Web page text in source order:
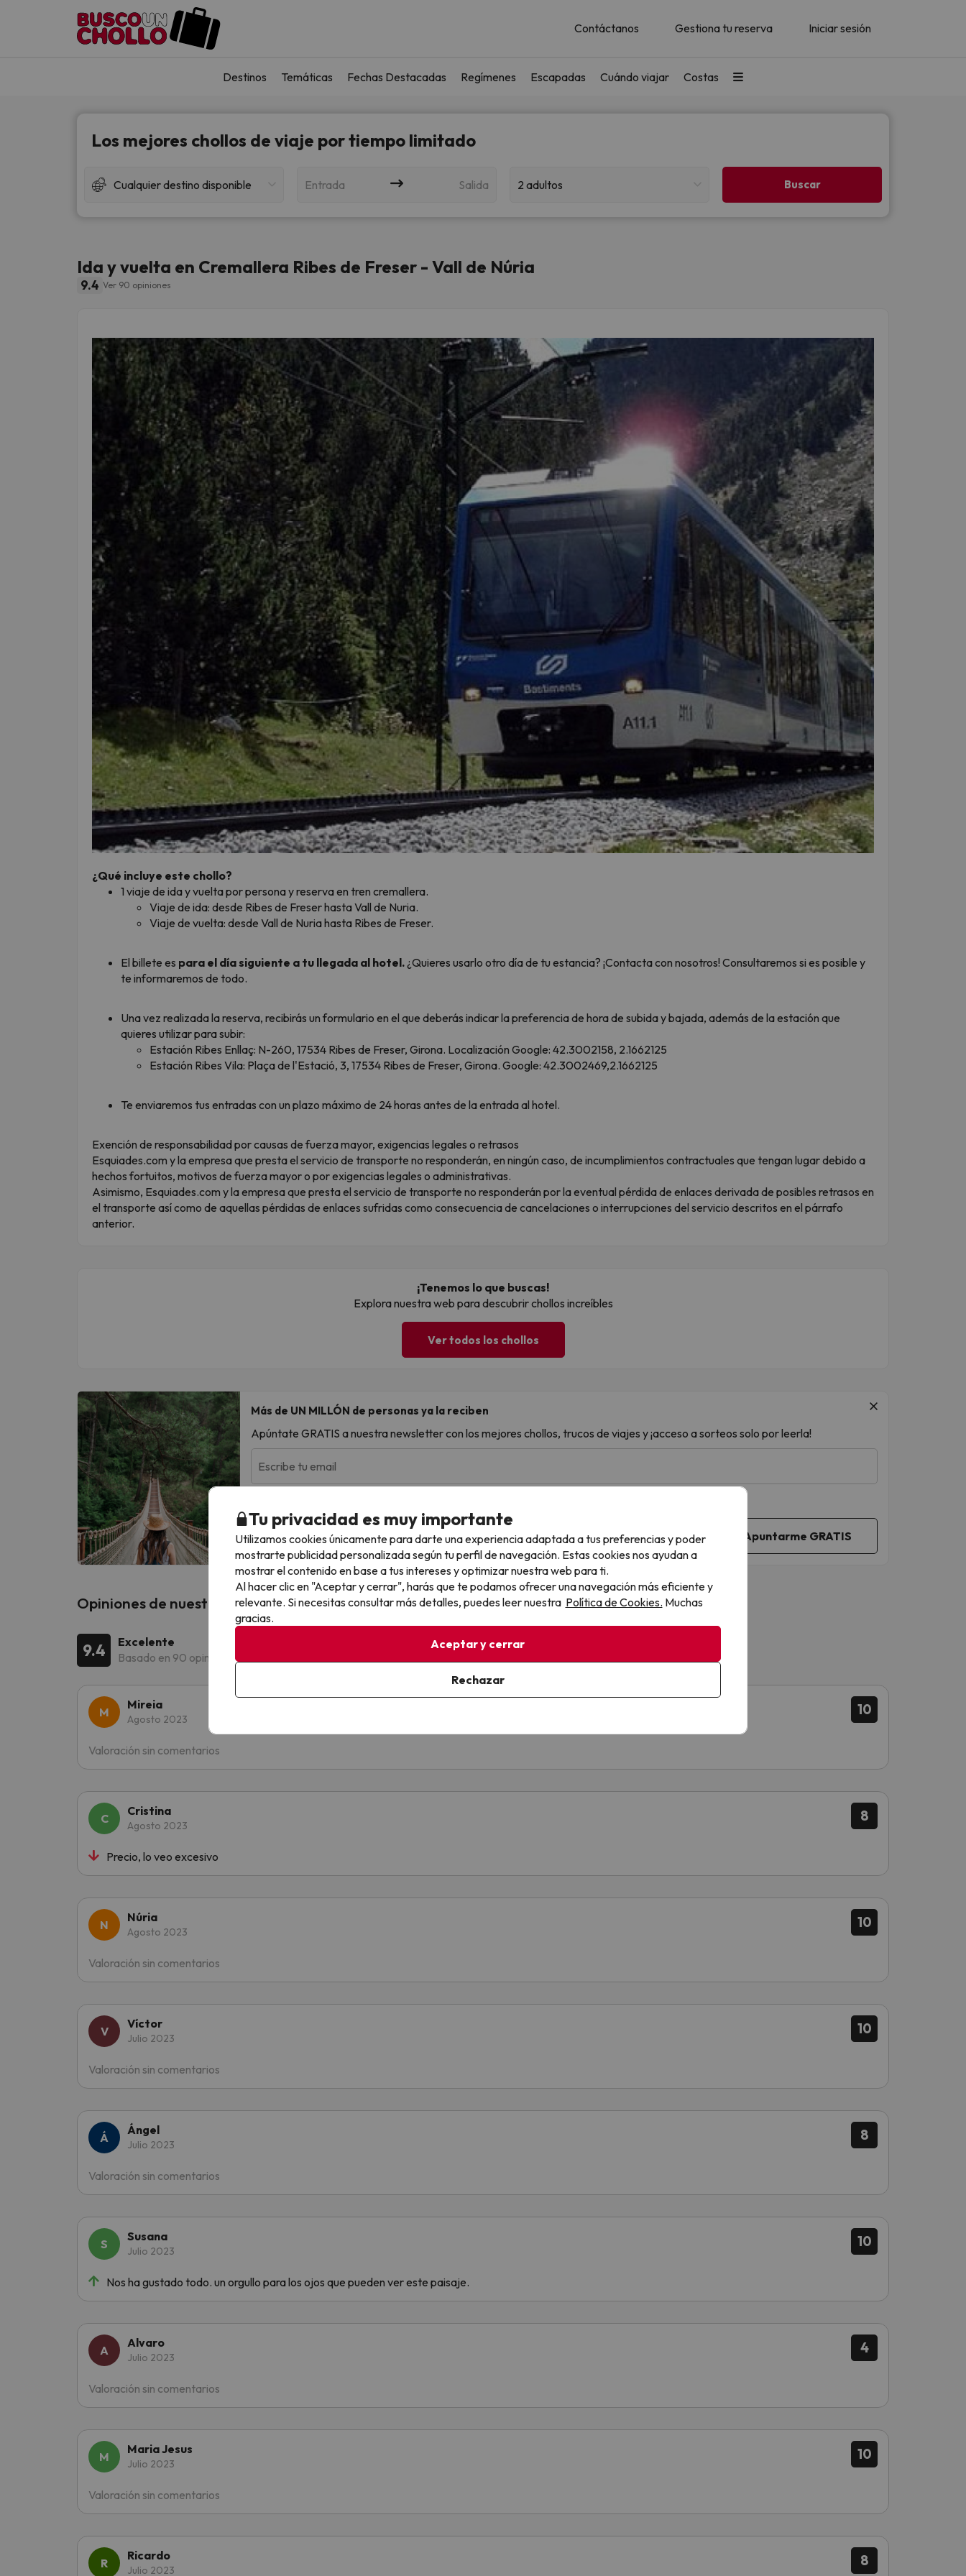
Contáctanos Gestiona tu reserva Iniciar sesión
Destinos Temáticas Fechas Destacadas Regímenes Escapadas Cuándo viajar Costas
Los mejores chollos de viaje por tiempo limitado
Cualquier destino disponible Entrada Salida 2 adultos
Ida y vuelta en Cremallera Ribes de Freser - Vall de Núria
9.4 Ver 90 opiniones
¿Qué incluye este chollo?
1 viaje de ida y vuelta por persona y reserva en tren cremallera.
Viaje de ida: desde Ribes de Freser hasta Vall de Nuria.
Viaje de vuelta: desde Vall de Nuria hasta Ribes de Freser.
El billete es para el día siguiente a tu llegada al hotel.¿Quieres usarlo otro día de tu estancia? ¡Contacta con nosotros! Consultaremos si es posible y
te informaremos de todo.
Una vez realizada la reserva, recibirás un formulario en el que deberás indicar la preferencia de hora de subida y bajada, además de la estación que
quieres utilizar para subir:
Estación Ribes Enllaç: N-260, 17534 Ribes de Freser, Girona. Localización Google: 42.3002158, 2.1662125
Estación Ribes Vila: Plaça de l'Estació, 3, 17534 Ribes de Freser, Girona. Google: 42.3002469,2.1662125
Te enviaremos tus entradas con un plazo máximo de 24 horas antes de la entrada al hotel.
Exención de responsabilidad por causas de fuerza mayor, exigencias legales o retrasos
Esquiades.com y la empresa que presta el servicio de transporte no responderán, en ningún caso, de incumplimientos contractuales que tengan lugar debido a
hechos fortuitos, motivos de fuerza mayor o por exigencias legales o administrativas.
Asimismo, Esquiades.com y la empresa que presta el servicio de transporte no responderán por la eventual pérdida de enlaces derivada de posibles retrasos en
el transporte así como de aquellas pérdidas de enlaces sufridas como consecuencia de cancelaciones o interrupciones del servicio descritos en el párrafo
anterior.
¡Tenemos lo que buscas!
Explora nuestra web para descubrir chollos increíbles
Ver todos los chollos
Más de UN MILLÓN de personas ya la reciben
Apúntate GRATIS a nuestra newsletter con los mejores chollos, trucos de viajes y ¡acceso a sorteos solo por leerla!
Escribe tu email
Opiniones de nuestros clientes
9.4
Excelente
Basado en 90 opiniones
10
Mireia
Agosto 2023
Valoración sin comentarios
8
Cristina
Agosto 2023
Precio, lo veo excesivo
10
Núria
Agosto 2023
Valoración sin comentarios
10
Víctor
Julio 2023
Valoración sin comentarios
8
Ángel
Julio 2023
Valoración sin comentarios
10
Susana
Julio 2023
Nos ha gustado todo. un orgullo para los ojos que pueden ver este paisaje.
4
Alvaro
Julio 2023
Valoración sin comentarios
10
Maria Jesus
Julio 2023
Valoración sin comentarios
8
Ricardo
Julio 2023
Tu privacidad es muy importante
Utilizamos cookies únicamente para darte una experiencia adaptada a tus preferencias y poder
mostrarte publicidad personalizada según tu perfil de navegación. Estas cookies nos ayudan a
mostrar el contenido en base a tus intereses y optimizar nuestra web para ti.
Al hacer clic en "Aceptar y cerrar", harás que te podamos ofrecer una navegación más eficiente y
relevante. Si necesitas consultar más detalles, puedes leer nuestra Política de Cookies. Muchas
gracias.
Aceptar y cerrar
Rechazar